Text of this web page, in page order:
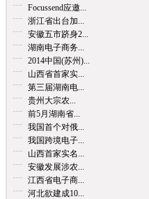
Focussend应邀...
浙江省出台加...
安徽五市跻身2...
湖南电子商务...
2014中国(苏州)...
山西省首家实...
第三届湖南电...
贵州大宗农...
前5月湖南省...
我国首个对俄...
我国跨境电子...
山西首家实名...
安徽发展涉农...
江西省电子商...
河北欲建成10...